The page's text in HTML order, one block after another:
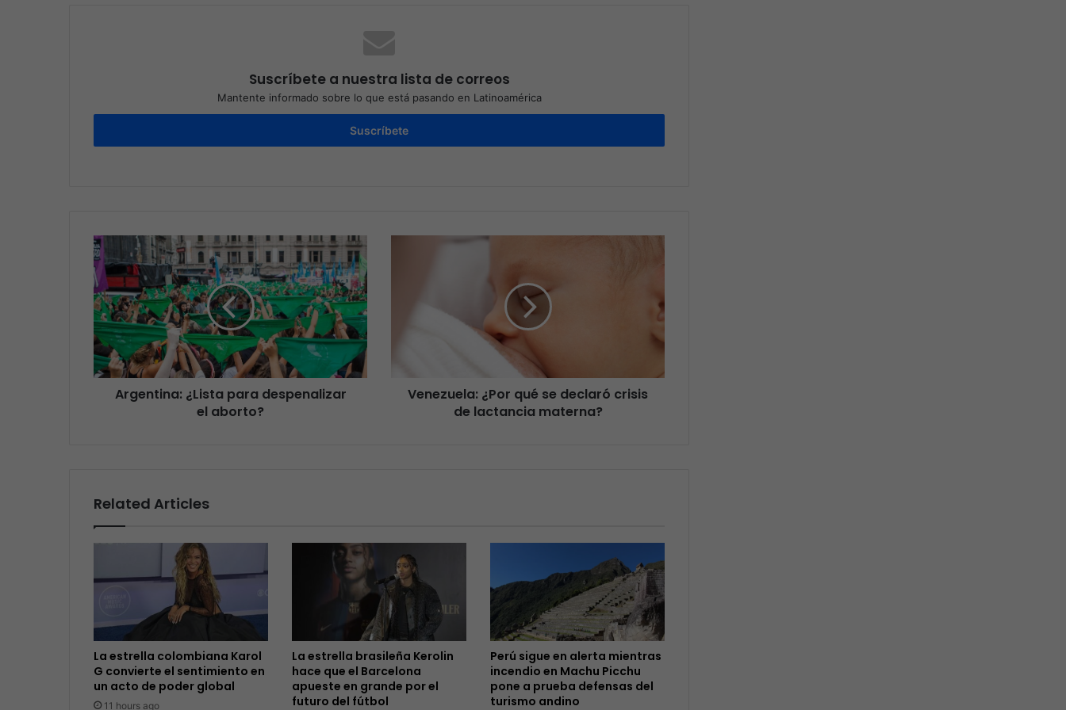
Suscríbete a nuestra lista de correos
Mantente informado sobre lo que está pasando en Latinoamérica
Suscríbete
Argentina: ¿Lista para despenalizar
el aborto?
Venezuela: ¿Por qué se declaró crisis
de lactancia materna?
Related Articles
La estrella colombiana Karol
G convierte el sentimiento en
un acto de poder global
11 hours ago
La estrella brasileña Kerolin
hace que el Barcelona
apueste en grande por el
futuro del fútbol
Perú sigue en alerta mientras
incendio en Machu Picchu
pone a prueba defensas del
turismo andino